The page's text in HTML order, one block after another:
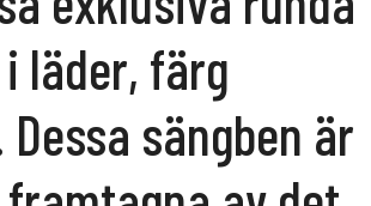
läder, färg
Dessa sängben är